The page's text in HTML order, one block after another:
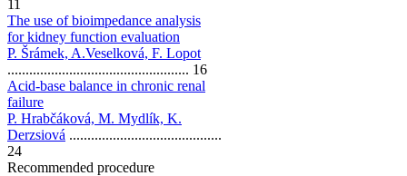
11
The use of bioimpedance analysis
for kidney function evaluation
P. Šrámek, A.Veselková, F. Lopot
.................................................. 16
Acid-base balance in chronic renal
failure
P. Hrabčáková, M. Mydlík, K.
Derzsiová ..........................................
24
Recommended procedure